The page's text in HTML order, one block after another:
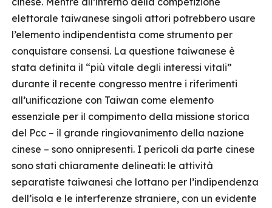
elettorale taiwanese singoli attori potrebbero usare
l’elemento indipendentista come strumento per
conquistare consensi. La questione taiwanese è
stata definita il “più vitale degli interessi vitali”
durante il recente congresso mentre i riferimenti
all’unificazione con Taiwan come elemento
essenziale per il compimento della missione storica
del Pcc – il grande ringiovanimento della nazione
cinese – sono onnipresenti. I pericoli da parte cinese
sono stati chiaramente delineati: le attività
separatiste taiwanesi che lottano per l’indipendenza
dell’isola e le interferenze straniere, con un evidente